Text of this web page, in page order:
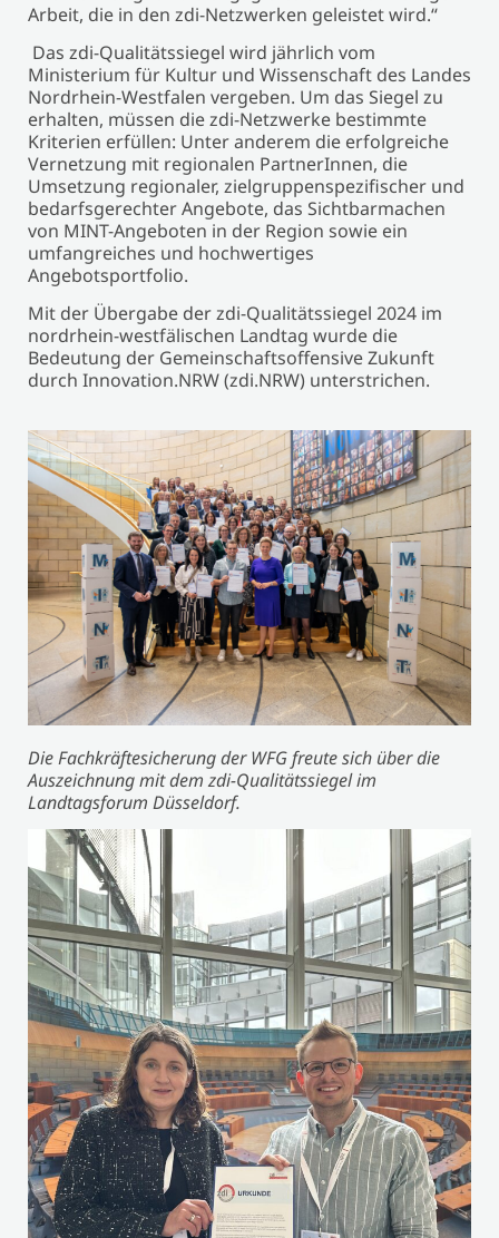
Arbeit, die in den zdi-Netzwerken geleistet wird.“
Das zdi-Qualitätssiegel wird jährlich vom
Ministerium für Kultur und Wissenschaft des Landes
Nordrhein-Westfalen vergeben. Um das Siegel zu
erhalten, müssen die zdi-Netzwerke bestimmte
Kriterien erfüllen: Unter anderem die erfolgreiche
Vernetzung mit regionalen PartnerInnen, die
Umsetzung regionaler, zielgruppenspezifischer und
bedarfsgerechter Angebote, das Sichtbarmachen
von MINT-Angeboten in der Region sowie ein
umfangreiches und hochwertiges
Angebotsportfolio.
Mit der Übergabe der zdi-Qualitätssiegel 2024 im
nordrhein-westfälischen Landtag wurde die
Bedeutung der Gemeinschaftsoffensive Zukunft
durch Innovation.NRW (zdi.NRW) unterstrichen.
Die Fachkräftesicherung der WFG freute sich über die
Auszeichnung mit dem zdi-Qualitätssiegel im
Landtagsforum Düsseldorf.